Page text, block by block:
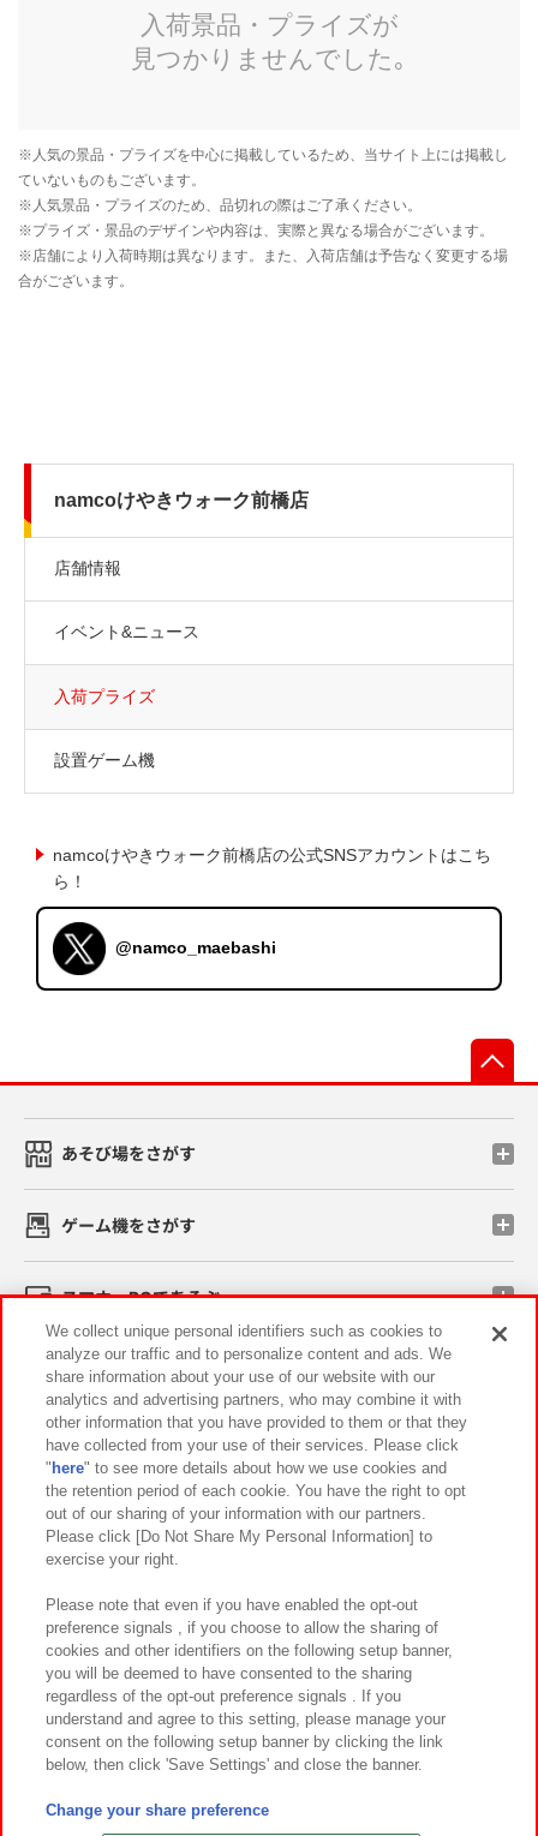
namcoけやきウォーク前橋店
店舗情報
イベント&ニュース
入荷プライズ
設置ゲーム機
namcoけやきウォーク前橋店の公式SNSアカウントはこち
ら！
@namco_maebashi
あそび場をさがす
ゲーム機をさがす
スマホ・PCであそぶ
イベント・キャンペーン
関連会社 サステナビリティ サイトポリシー
プライバシーポリシー ウェブアクセシビリティ方針と検証結果
お取引先さまとともに
カスタマーハラスメント対応方針 よくあるご質問・お問い合わせ
©Bandai Namco Amusement Inc.
©Bandai Namco Amusement Lab Inc.
We collect unique personal identifiers such as cookies to
analyze our traffic and to personalize content and ads. We
share information about your use of our website with our
analytics and advertising partners, who may combine it with
other information that you have provided to them or that they
have collected from your use of their services. Please click
" here" to see more details about how we use cookies and
the retention period of each cookie. You have the right to opt
out of our sharing of your information with our partners.
Please click [Do Not Share My Personal Information] to
exercise your right.
Please note that even if you have enabled the opt-out
preference signals , if you choose to allow the sharing of
cookies and other identifiers on the following setup banner,
you will be deemed to have consented to the sharing
regardless of the opt-out preference signals . If you
understand and agree to this setting, please manage your
consent on the following setup banner by clicking the link
below, then click 'Save Settings' and close the banner.
Change your share preference